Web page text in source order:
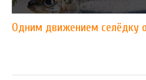
Одним движением селёдку